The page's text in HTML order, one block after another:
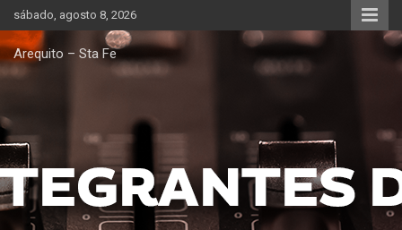
Saltar
al
contenido
sábado, agosto 8, 2026
Arequito – Sta Fe